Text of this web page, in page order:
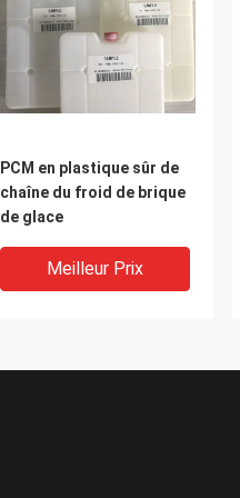
PCM en plastique sûr de
chaîne du froid de brique
de glace
Meilleur Prix